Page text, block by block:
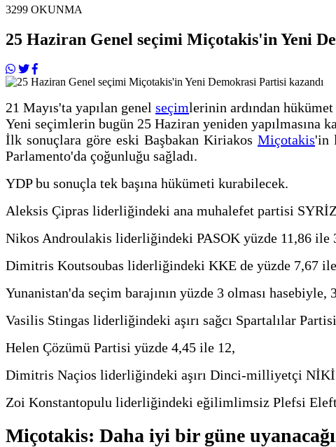
3299 OKUNMA
25 Haziran Genel seçimi Miçotakis'in Yeni
21 Mayıs'ta yapılan genel seçimlerinin ardından hükümet
Yeni seçimlerin bugün 25 Haziran yeniden yapılmasına
İlk sonuçlara göre eski Başbakan Kiriakos Miçotakis'in
Parlamento'da çoğunluğu sağladı.
YDP bu sonuçla tek başına hükümeti kurabilecek.
Aleksis Çipras liderliğindeki ana muhalefet partisi
Nikos Androulakis liderliğindeki PASOK yüzde 11,86
Dimitris Koutsoubas liderliğindeki KKE de yüzde 7,67
Yunanistan'da seçim barajının yüzde 3 olması
Vasilis Stingas liderliğindeki aşırı sağcı Spartalılar
Helen Çözümü Partisi yüzde 4,45 ile 12,
Dimitris Naçios liderliğindeki aşırı Dinci-milliyetçi NİKİ
Zoi Konstantopulu liderliğindeki eğilimlimsiz Plefsi
Miçotakis: Daha iyi bir güne